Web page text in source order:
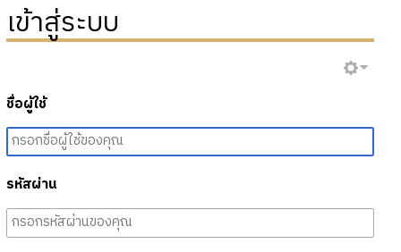
เข้าสู่ระบบ
ชื่อผู้ใช้
รหัสผ่าน